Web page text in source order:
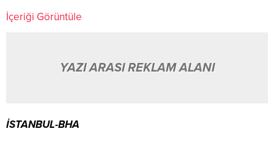
İçeriği Görüntüle
YAZI ARASI REKLAM ALANI
İSTANBUL-BHA